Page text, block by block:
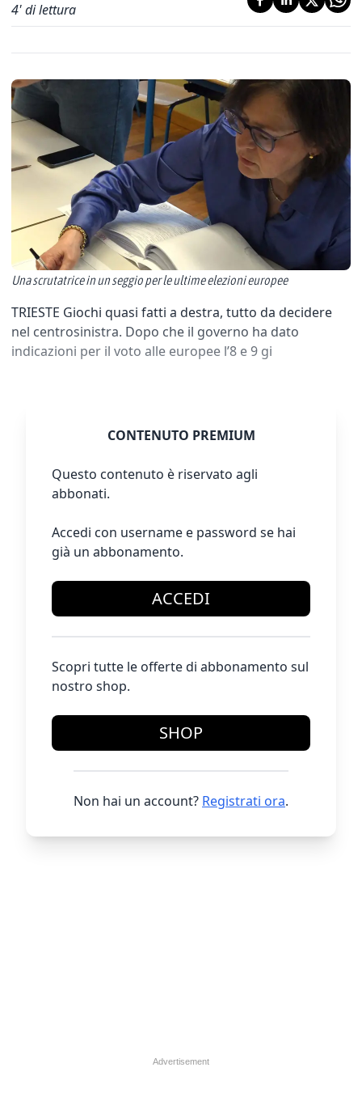
4' di lettura
Una scrutatrice in un seggio per le ultime elezioni europee
TRIESTE Giochi quasi fatti a destra, tutto da decidere
nel centrosinistra. Dopo che il governo ha dato
indicazioni per il voto alle europee l’8 e 9 gi
CONTENUTO PREMIUM
Questo contenuto è riservato agli
abbonati.
Accedi con username e password se hai
già un abbonamento.
ACCEDI
Scopri tutte le offerte di abbonamento sul
nostro shop.
SHOP
Non hai un account? Registrati ora.